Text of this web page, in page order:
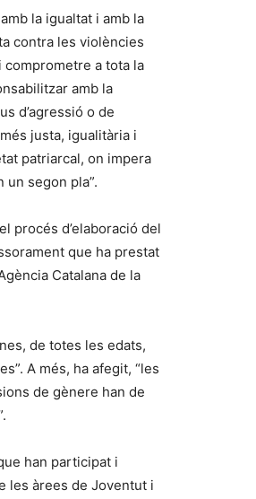
la igualtat i amb la
contra les violències
comprometre a tota la
amb la
d’agressió o de
justa, igualitària i
patriarcal, on impera
segon pla”.
procés d’elaboració del
que ha prestat
Catalana de la
de totes les edats,
A més, ha afegit, “les
de gènere han de
han participat i
les àrees de Joventut i